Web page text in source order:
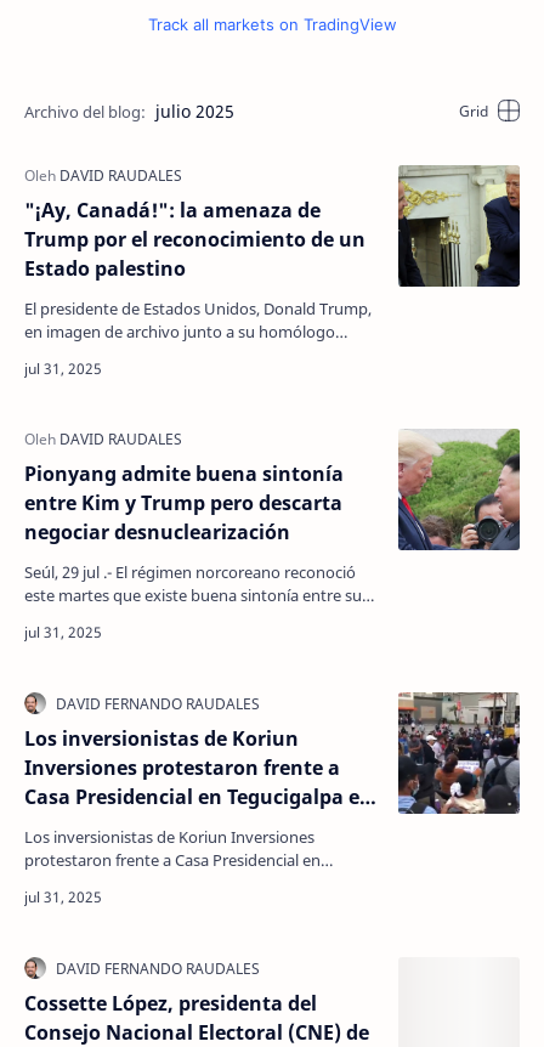
Track all markets on TradingView
julio 2025
"¡Ay, Canadá!": la amenaza de
Trump por el reconocimiento de un
Estado palestino
El presidente de Estados Unidos, Donald Trump,
en imagen de archivo junto a su homólogo
Millis/REU…
Pionyang admite buena sintonía
entre Kim y Trump pero descarta
negociar desnuclearización
Seúl, 29 jul .- El régimen norcoreano reconoció
este martes que existe buena sintonía entre su
estadounidense, …
Los inversionistas de Koriun
Inversiones protestaron frente a
Casa Presidencial en Tegucigalpa el
30 de julio de 2025,
Los inversionistas de Koriun Inversiones
protestaron frente a Casa Presidencial en
devolución de s…
Cossette López, presidenta del
Consejo Nacional Electoral (CNE) de